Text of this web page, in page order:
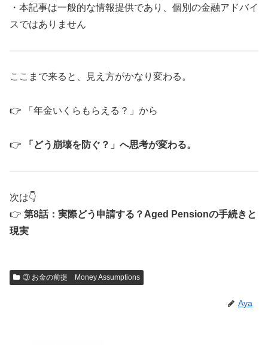
・本記事は一般的な情報提供であり、個別の金融アドバイ
スではありません
ここまで来ると、見え方がかなり変わる。
👉 「年金いくらもらえる？」から
👉 「どう崩壊を防ぐ？」へ思考が変わる。
次は👇
👉 第8話：実際どう申請する？Aged Pensionの手続きと
現実
③ お金の前提 Money Assumptions
Aya